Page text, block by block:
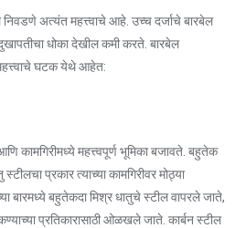
निवडणे अत्यंत महत्त्वाचे आहे. उच्च दर्जाचे बारबेल
धोका देखील कमी करते. बारबेल
महत्त्वाचे घटक येथे आहेत:
कामगिरीमध्ये महत्त्वपूर्ण भूमिका बजावते. बहुतेक
प्रकार त्याच्या कामगिरीवर मोठ्या
बारमध्ये बहुतेकदा मिश्र धातुचे स्टील वापरले जाते,
प्रतिकारासाठी ओळखले जाते. कार्बन स्टील